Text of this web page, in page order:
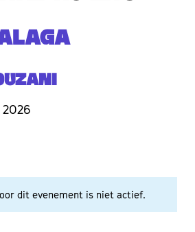
dit evenement is niet actief.